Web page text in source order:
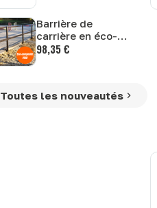
Barrière de
carrière en éco-
composite avec
98,35 €
Toutes les nouveautés